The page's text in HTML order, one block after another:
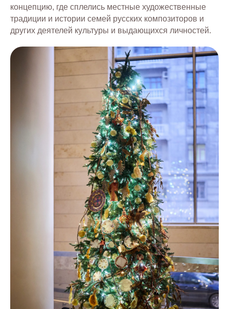
концепцию, где сплелись местные художественные
традиции и истории семей русских композиторов и
других деятелей культуры и выдающихся личностей.